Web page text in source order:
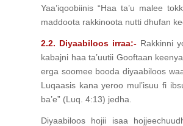
Yaa’iqoobiinis “Haa ta’u malee
maddoota rakkinoota nutti dhufan
2.2. Diyaabiloos irraa:-Rakkinni
kabajni haa ta’uutii Gooftaan
erga soomee booda diyaabiloos
Luqaasis kana yeroo mul’isuu fi
ba’e” (Luq. 4:13) jedha.
Diyaabiloos hojii isaa